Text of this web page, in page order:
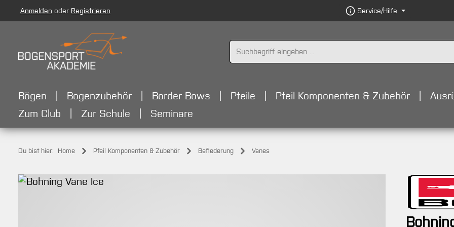
Hauptinhalt springen
Zur Suche springen
Zur Hauptnavigation springen
Anmelden oder Registrieren Service/Hilfe
Bögen Bogenzubehör Border Bows Pfeile Pfeil Komponenten & Zubehör
Zum Club
Zur Schule Seminare
Du bist hier: Home Pfeil Komponenten & Zubehör Befiederung Vanes
Bildergalerie überspringen